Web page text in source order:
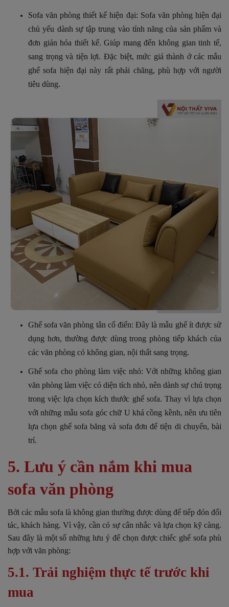
Sofa văn phòng thiết kế hiện đại: Sofa văn phòng hiện đại
chủ yếu dành sự tập trung vào tính năng của sản phẩm và
đơn giản hóa thiết kế.Giúp mang đến không gian tinh tế,
sang trọng và tiện lợi. Đặc biệt, mức giá thành ở các mẫu
ghế sofa hiện đại này rất phải chăng, phù hợp với người
tiêu dùng.
Ghế sofa văn phòng tân cổ điển:Đây là mẫu ghế ít được sử
dụng hơn, thường được dùng trong phòng tiếp khách của
các văn phòng có không gian, nội thất sang trọng.
Ghế sofa cho phòng làm việc nhỏ:Với những không gian
văn phòng làm việc có diện tích nhỏ, nên dành sự chú trọng
trong việc lựa chọn kích thước ghế sofa. Thay vì lựa chọn
với những mẫu sofa góc chữ U khá cồng kềnh, nên ưu tiên
lựa chọn ghế sofa băng và sofa đơn để tiện di chuyển, bài
trí.
5. Lưu ý cần nắm khi mua
sofa văn phòng
Bởi các mẫu sofa là không gian thường được dùng để tiếp đón đối
tác, khách hàng. Vì vậy, cần có sự cân nhắc và lựa chọn kỹ càng.
Sau đây là một số những lưu ý để chọn được chiếc ghế sofa phù
hợp với văn phòng:
5.1. Trải nghiệm thực tế trước khi
mua